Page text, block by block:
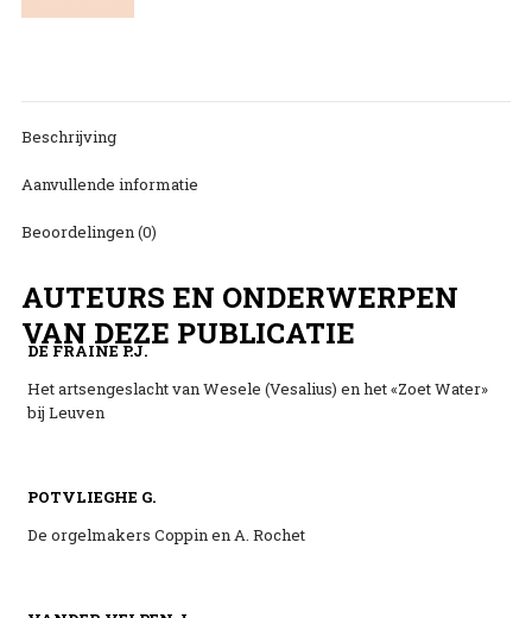
Beschrijving
Aanvullende informatie
Beoordelingen (0)
AUTEURS EN ONDERWERPEN
VAN DEZE PUBLICATIE
DE FRAINE P.J.
Het artsengeslacht van Wesele (Vesalius) en het «Zoet Water»
bij Leuven
POTVLIEGHE G.
De orgelmakers Coppin en A. Rochet